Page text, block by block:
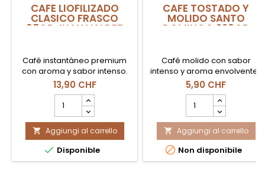
CAFE LIOFILIZADO
CLASICO FRASCO
95GR JUAN VALDEZ
Café instantáneo premium
con aroma y sabor intenso.
13,90 CHF
quantità
del
prodotto
CAFE
LIOFILIZADO
CLASICO
 Aggiungi al carrello
 Disponible
CAFE TOSTADO Y
MOLIDO SANTO
DOMINGO 226GR
Café molido con sabor
intenso y aroma envolvente.
5,90 CHF
quantità
del
prodotto
CAFE
TOSTADO
Y
 Aggiungi al carrello
 Non disponibile